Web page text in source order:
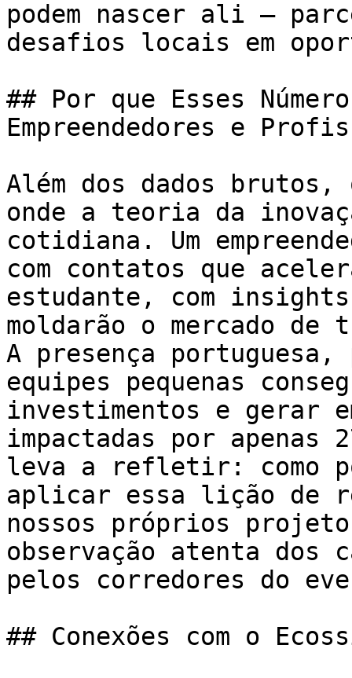
podem nascer ali —
desafios locais em
## Por que Esses
Empreendedores e
Além dos dados brutos,
onde a teoria da
cotidiana. Um
com contatos que
estudante, com
moldarão o mercado de
A presença
equipes pequenas
investimentos e gerar
impactadas por
leva a refletir: como
aplicar essa lição de
nossos próprios
observação atenta dos
pelos corredores do
## Conexões com o